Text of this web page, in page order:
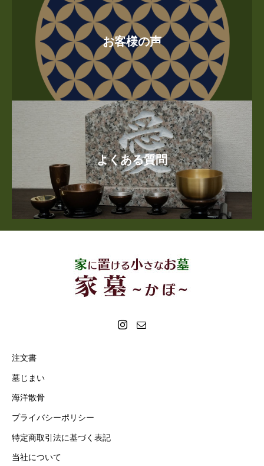
お客様の声
よくある質問
注文書
墓じまい
海洋散骨
プライバシーポリシー
特定商取引法に基づく表記
当社について